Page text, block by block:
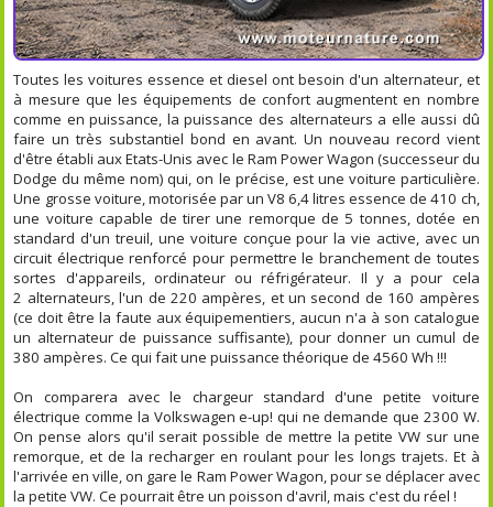
Toutes les voitures essence et diesel ont besoin d'un alternateur, et
à mesure que les équipements de confort augmentent en nombre
comme en puissance, la puissance des alternateurs a elle aussi dû
faire un très substantiel bond en avant. Un nouveau record vient
d'être établi aux Etats-Unis avec le Ram Power Wagon (successeur du
Dodge du même nom) qui, on le précise, est une voiture particulière.
Une grosse voiture, motorisée par un V8 6,4 litres essence de 410 ch,
une voiture capable de tirer une remorque de 5 tonnes, dotée en
standard d'un treuil, une voiture conçue pour la vie active, avec un
circuit électrique renforcé pour permettre le branchement de toutes
sortes d'appareils, ordinateur ou réfrigérateur. Il y a pour cela
2 alternateurs, l'un de 220 ampères, et un second de 160 ampères
(ce doit être la faute aux équipementiers, aucun n'a à son catalogue
un alternateur de puissance suffisante), pour donner un cumul de
380 ampères. Ce qui fait une puissance théorique de 4560 Wh !!!
On comparera avec le chargeur standard d'une petite voiture
électrique comme la Volkswagen e-up! qui ne demande que 2300 W.
On pense alors qu'il serait possible de mettre la petite VW sur une
remorque, et de la recharger en roulant pour les longs trajets. Et à
l'arrivée en ville, on gare le Ram Power Wagon, pour se déplacer avec
la petite VW. Ce pourrait être un poisson d'avril, mais c'est du réel !